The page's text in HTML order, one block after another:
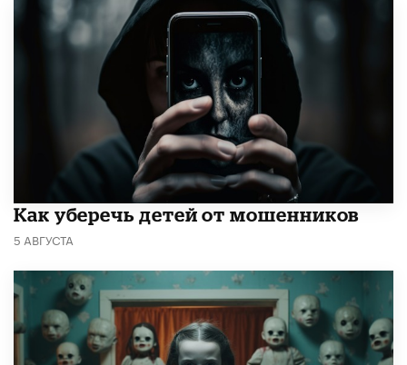
Как уберечь детей от мошенников
5 АВГУСТА